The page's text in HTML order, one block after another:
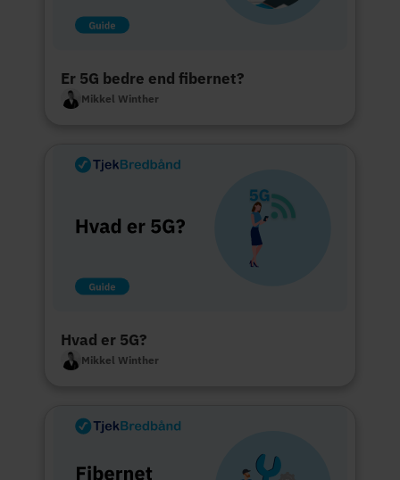
Er 5G bedre end fibernet?
Mikkel Winther
Hvad er 5G?
Mikkel Winther